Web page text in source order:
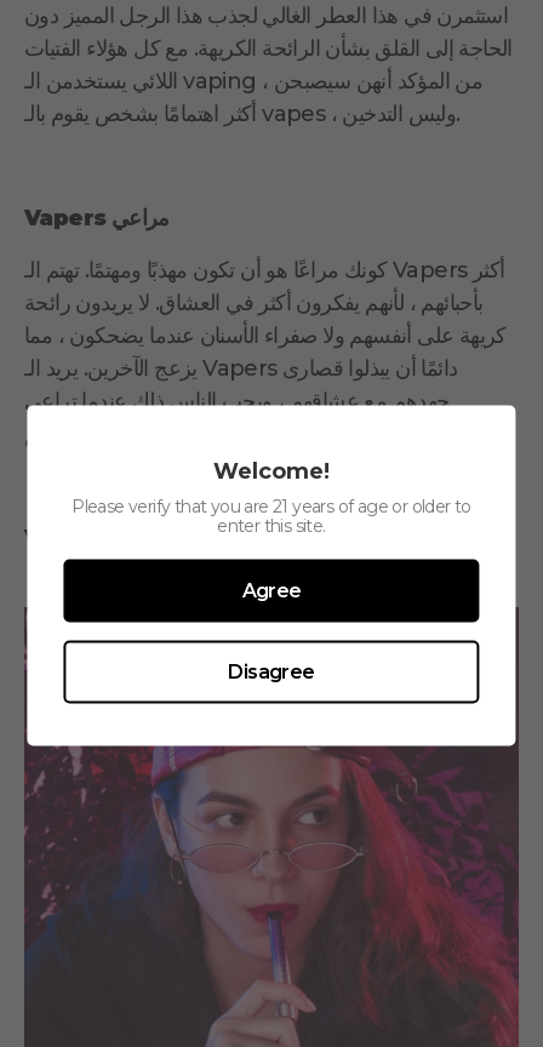
استثمرن في هذا العطر الغالي لجذب هذا الرجل المميز دون
الحاجة إلى القلق بشأن الرائحة الكريهة. مع كل هؤلاء الفتيات
اللائي يستخدمن الـ vaping ، من المؤكد أنهن سيصبحن
أكثر اهتمامًا بشخص يقوم بالـ vapes ، وليس التدخين.
Vapers مراعي
كونك مراعًا هو أن تكون مهذبًا ومهتمًا. تهتم الـ Vapers أكثر
بأحبائهم ، لأنهم يفكرون أكثر في العشاق. لا يريدون رائحة
كريهة على أنفسهم ولا صفراء الأسنان عندما يضحكون ، مما
يزعج الآخرين. يريد الـ Vapers دائمًا أن يبذلوا قصارى
جهدهم مع عشاقهم ، ويحب الناس ذلك عندما تراعي
Vapers منفتحون على تجربة أشياء جديدة
Welcome!
Please verify that you are 21 years of age or older to
enter this site.
Agree
Disagree